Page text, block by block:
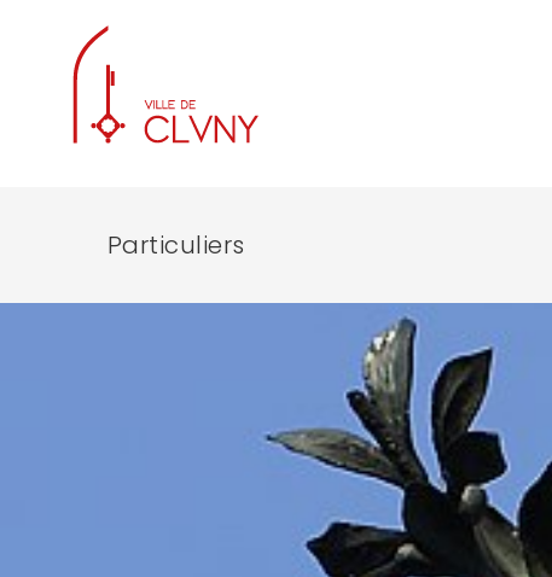
Particuliers